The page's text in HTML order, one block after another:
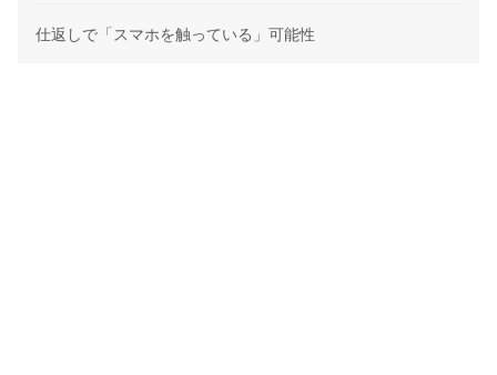
仕返しで「スマホを触っている」可能性